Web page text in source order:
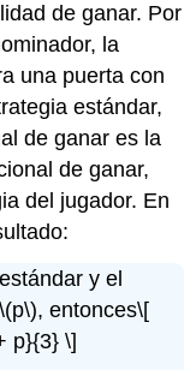
de ganar. Por
la
una puerta con
estándar,
de ganar es la
de ganar,
del jugador. En
y el
\(p\), entonces\[
p}{3} \]